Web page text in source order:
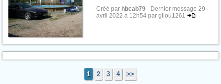
Créé par hbcab79 - Dernier message 29
avril 2022 à 12h54 par gilou1261
1 2 3 4 >>